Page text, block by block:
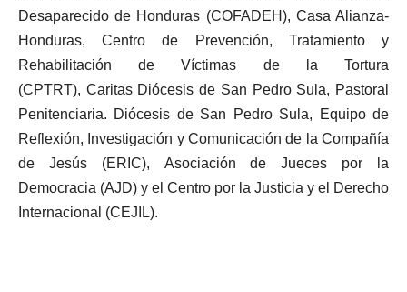
Desaparecido de Honduras (COFADEH), Casa Alianza-
Honduras, Centro de Prevención, Tratamiento y
Rehabilitación de Víctimas de la Tortura
(CPTRT), Caritas Diócesis de San Pedro Sula, Pastoral
Penitenciaria. Diócesis de San Pedro Sula, Equipo de
Reflexión, Investigación y Comunicación de la Compañía
de Jesús (ERIC), Asociación de Jueces por la
Democracia (AJD) y el Centro por la Justicia y el Derecho
Internacional (CEJIL).